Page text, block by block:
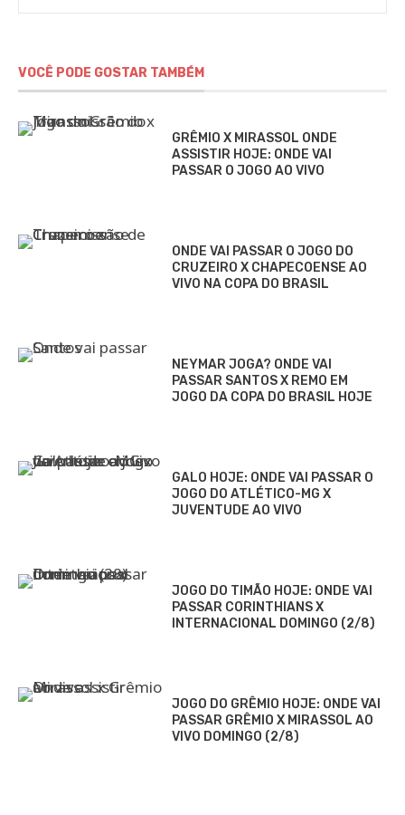
VOCÊ PODE GOSTAR TAMBÉM
GRÊMIO X MIRASSOL ONDE
ASSISTIR HOJE: ONDE VAI
PASSAR O JOGO AO VIVO
ONDE VAI PASSAR O JOGO DO
CRUZEIRO X CHAPECOENSE AO
VIVO NA COPA DO BRASIL
NEYMAR JOGA? ONDE VAI
PASSAR SANTOS X REMO EM
JOGO DA COPA DO BRASIL HOJE
GALO HOJE: ONDE VAI PASSAR O
JOGO DO ATLÉTICO-MG X
JUVENTUDE AO VIVO
JOGO DO TIMÃO HOJE: ONDE VAI
PASSAR CORINTHIANS X
INTERNACIONAL DOMINGO (2/8)
JOGO DO GRÊMIO HOJE: ONDE VAI
PASSAR GRÊMIO X MIRASSOL AO
VIVO DOMINGO (2/8)